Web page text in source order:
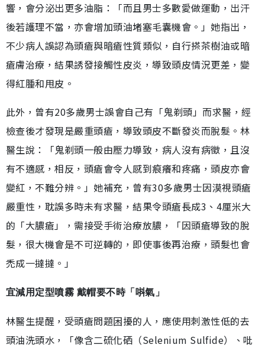
響，會分泌出更多油脂：「而且男士多數愛做運動，出汗
後若護理不當，亦會增加頭油堵塞毛囊機會。」她指出，
不少病人誤認為頭瘡與暗瘡性質類似，自行搽茶樹油或暗
瘡膚治療，結果誘發接觸性皮炎，導致頭皮情況更差，變
得紅腫和甩皮。
此外，曾有20多歲男士誤會自己有「鬼剃頭」而求醫，經
檢查後才發現是嚴重頭瘡，導致頭皮不斷發炎而脫髮。林
醫生說：「鬼剃頭一般由壓力導致，病人沒有病徵，且沒
有不適感，相反，頭瘡會令人感到痕癢和疼痛，頭皮亦會
變紅，不難分辨。」她補充，曾有30多歲男士因漠視頭瘡
嚴重性，耽誤多時未有求醫，結果令頭瘡長成3、4厘米大
的「大膿瘡」，需接受手術治療放膿，「因頭瘡導致的脫
髮，很大機會是不可逆轉的，即使事後再治療，頭髮也會
禿成一撻撻。」
宜減用定型噴霧 戴帽要不時「唞氣」
林醫生提醒，受頭瘡問題困擾的人，應使用刺激性低的去
頭油洗頭水，「像含二硫化硒（Selenium Sulfide）、吡